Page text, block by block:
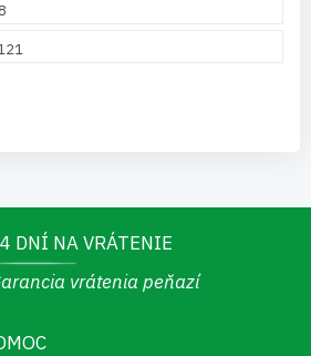
DNÍ NA VRÁTENIE
vrátenia peňazí